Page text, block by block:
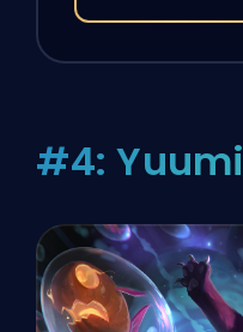
#4: Yuumi